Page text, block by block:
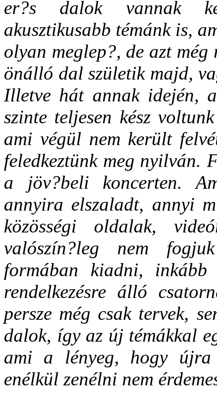
er?s dalok vannak
akusztikusabb témánk is,
olyan meglep?, de azt
önálló dal születik majd,
Illetve hát annak idején,
szinte teljesen kész
ami végül nem került
feledkeztünk meg nyilván.
a jöv?beli koncerten.
annyira elszaladt, annyi
közösségi oldalak,
valószín?leg nem
formában kiadni,
rendelkezésre álló
persze még csak tervek,
dalok, így az új témákkal
ami a lényeg, hogy újra
enélkül zenélni nem